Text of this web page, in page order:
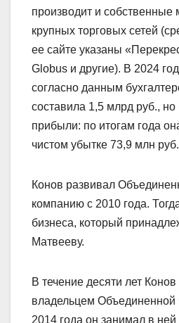
производит и собственные
крупных торговых сетей
ее сайте указаны
Globus и другие). В 2024
согласно данным
составила 1,5 млрд руб.,
прибыли: по итогам года
чистом убытке 73,9 млн руб.
Конов развивал
компанию с 2010 года.
бизнеса, который
Матвееву.
В течение десяти лет
владельцем
2014 года он занимал в ней